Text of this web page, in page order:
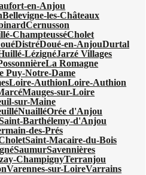
en-Anjou
Bellevigne-les-Châteaux
Cernusson
ChampteusséCholet
DistréDoué-en-AnjouDurtal
LézignéJarzé Villages
La Romagne
Puy-Notre-Dame
Loire-AuthionLoire-Authion
Mauges-sur-Loire
sur-Maine
NuailléOrée d'Anjou
Barthélemy-d'Anjou
des-Prés
Saint-Macaire-du-Bois
SaumurSavennières
ChampignyTerranjou
Varennes-sur-LoireVarrains